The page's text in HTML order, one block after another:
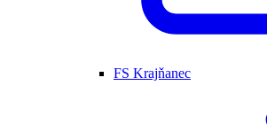
FS Krajňanec